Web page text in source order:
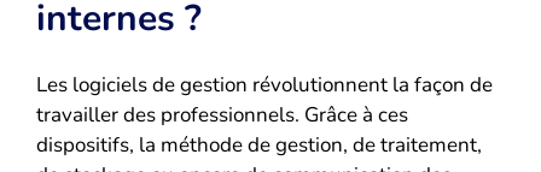
internes ?
Les logiciels de gestion révolutionnent la façon de
travailler des professionnels. Grâce à ces
dispositifs, la méthode de gestion, de traitement,